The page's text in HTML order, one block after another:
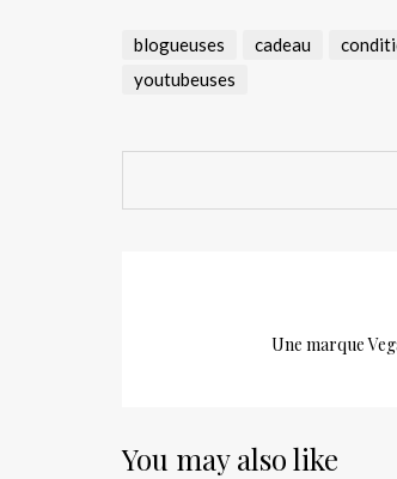
blogueuses cadeau
youtubeuses
Une marque
You may also like